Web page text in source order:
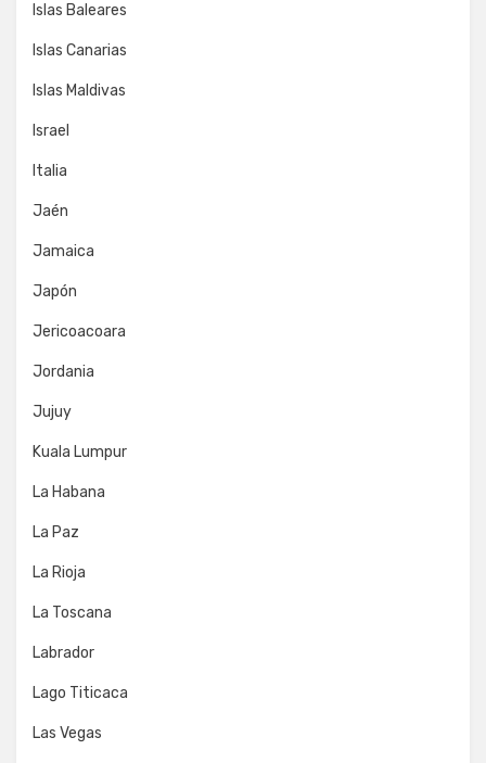
Islas Baleares
Islas Canarias
Islas Maldivas
Israel
Italia
Jaén
Jamaica
Japón
Jericoacoara
Jordania
Jujuy
Kuala Lumpur
La Habana
La Paz
La Rioja
La Toscana
Labrador
Lago Titicaca
Las Vegas